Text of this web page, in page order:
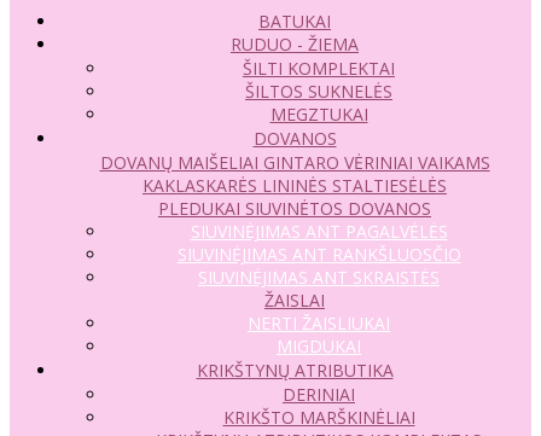
BATUKAI
RUDUO - ŽIEMA
ŠILTI KOMPLEKTAI
ŠILTOS SUKNELĖS
MEGZTUKAI
DOVANOS
DOVANŲ MAIŠELIAI GINTARO VĖRINIAI VAIKAMS
KAKLASKARĖS LININĖS STALTIESĖLĖS
PLEDUKAI SIUVINĖTOS DOVANOS
SIUVINĖJIMAS ANT PAGALVĖLĖS
SIUVINĖJIMAS ANT RANKŠLUOSČIO
SIUVINĖJIMAS ANT SKRAISTĖS
ŽAISLAI
NERTI ŽAISLIUKAI
MIGDUKAI
KRIKŠTYNŲ ATRIBUTIKA
DERINIAI
KRIKŠTO MARŠKINĖLIAI